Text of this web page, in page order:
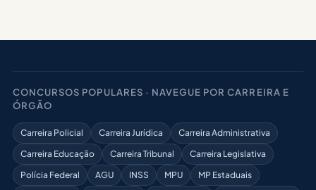
CONCURSOS POPULARES · NAVEGUE POR CARREIRA E
ÓRGÃO
Carreira Policial Carreira Jurídica
Carreira Administrativa
Carreira Educação
Carreira Tribunal
Carreira Legislativa
Polícia Federal
AGU INSS MPU
MP Estaduais